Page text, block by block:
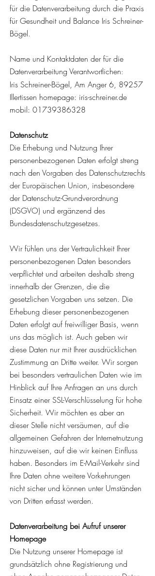
für die Datenverarbeitung durch die Praxis
für Gesundheit und Balance Iris Schreiner-
Bögel.
Name und Kontaktdaten der für die
Datenverarbeitung Verantwortlichen:
Iris Schreiner-Bögel, Am Anger 6, 89257
Illertissen homepage: iris-schreiner.de
mobil: 01739386328
Datenschutz
Die Erhebung und Nutzung Ihrer
personenbezogenen Daten erfolgt streng
nach den Vorgaben des Datenschutzrechts
der Europäischen Union, insbesondere
der Datenschutz-Grundverordnung
(DSGVO) und ergänzend des
Bundesdatenschutzgesetzes.
Wir fühlen uns der Vertraulichkeit Ihrer
personenbezogenen Daten besonders
verpflichtet und arbeiten deshalb streng
innerhalb der Grenzen, die die
gesetzlichen Vorgaben uns setzen. Die
Erhebung dieser personenbezogenen
Daten erfolgt auf freiwilliger Basis, wenn
uns das möglich ist. Auch geben wir
diese Daten nur mit Ihrer ausdrücklichen
Zustimmung an Dritte weiter. Wir sorgen
bei besonders vertraulichen Daten wie im
Hinblick auf Ihre Anfragen an uns durch
Einsatz einer SSL-Verschlüsselung für hohe
Sicherheit. Wir möchten es aber an
dieser Stelle nicht versäumen, auf die
allgemeinen Gefahren der Internetnutzung
hinzuweisen, auf die wir keinen Einfluss
haben. Besonders im E-Mail-Verkehr sind
Ihre Daten ohne weitere Vorkehrungen
nicht sicher und können unter Umständen
von Dritten erfasst werden.
Datenverarbeitung bei Aufruf unserer
Homepage
Die Nutzung unserer Homepage ist
grundsätzlich ohne Registrierung und